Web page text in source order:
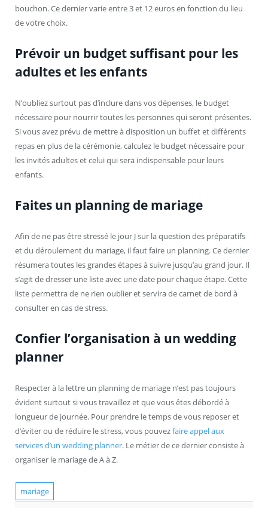
bouchon. Ce dernier varie entre 3 et 12 euros en fonction du lieu
de votre choix.
Prévoir un budget suffisant pour les
adultes et les enfants
N’oubliez surtout pas d’inclure dans vos dépenses, le budget
nécessaire pour nourrir toutes les personnes qui seront présentes.
Si vous avez prévu de mettre à disposition un buffet et différents
repas en plus de la cérémonie, calculez le budget nécessaire pour
les invités adultes et celui qui sera indispensable pour leurs
enfants.
Faites un planning de mariage
Afin de ne pas être stressé le jour J sur la question des préparatifs
et du déroulement du mariage, il faut faire un planning. Ce dernier
résumera toutes les grandes étapes à suivre jusqu’au grand jour. Il
s’agit de dresser une liste avec une date pour chaque étape. Cette
liste permettra de ne rien oublier et servira de carnet de bord à
consulter en cas de stress.
Confier l’organisation à un wedding
planner
Respecter à la lettre un planning de mariage n’est pas toujours
évident surtout si vous travaillez et que vous êtes débordé à
longueur de journée. Pour prendre le temps de vous reposer et
d’éviter ou de réduire le stress, vous pouvezfaire appel aux
services d’un wedding planner. Le métier de ce dernier consiste à
organiser le mariage de A à Z.
mariage